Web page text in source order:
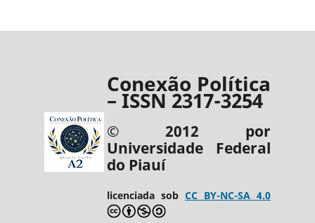
Conexão Política
– ISSN 2317-3254
© 2012 por
Universidade Federal
do Piauí
licenciada sob CC BY-NC-SA 4.0